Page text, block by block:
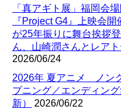
「真アギト展」福岡会
『Project G4』上映会
が25年振りに舞台挨拶
ん、山崎潤さんとレアト
2026/06/24
2026年 夏アニメ ノン
プニング／エンディン
新）
2026/06/22